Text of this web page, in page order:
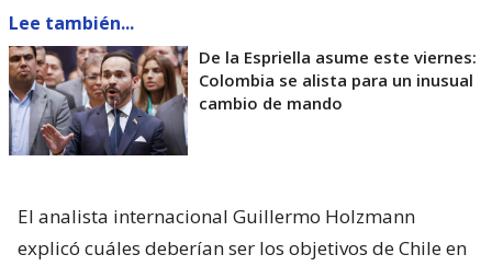
Lee también...
De la Espriella asume este viernes:
Colombia se alista para un inusual
cambio de mando
El analista internacional Guillermo Holzmann
explicó cuáles deberían ser los objetivos de Chile en